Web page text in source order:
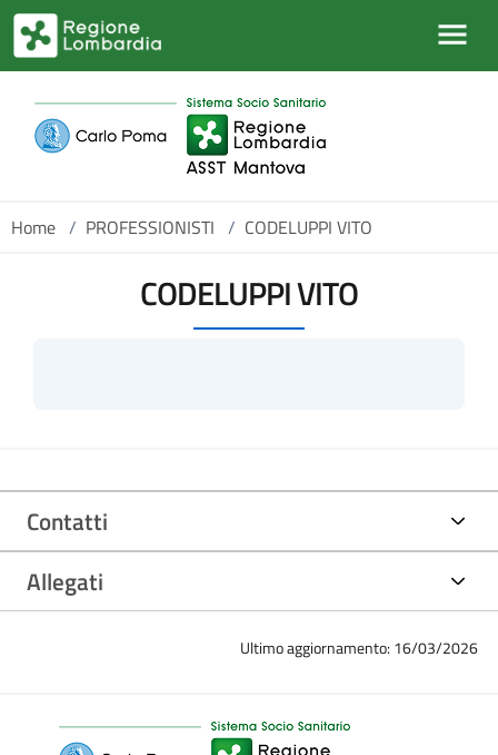
Salta al contenuto principale
Home / PROFESSIONISTI / CODELUPPI VITO
CODELUPPI VITO
Contatti
Allegati
Ultimo aggiornamento: 16/03/2026